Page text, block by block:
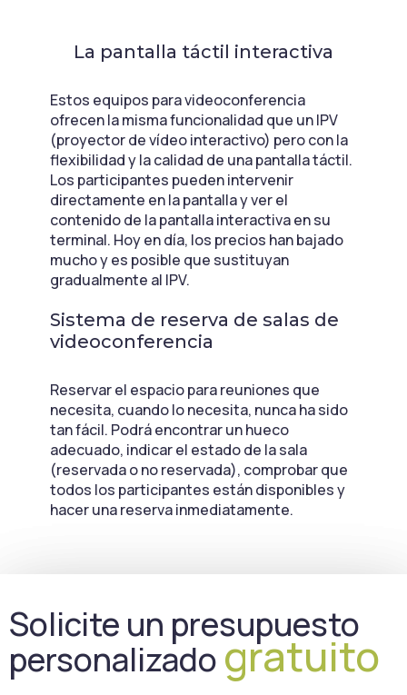
La pantalla táctil interactiva
Estos equipos para videoconferencia
ofrecen la misma funcionalidad que un IPV
(proyector de vídeo interactivo) pero con la
flexibilidad y la calidad de una pantalla táctil.
Los participantes pueden intervenir
directamente en la pantalla y ver el
contenido de la pantalla interactiva en su
terminal. Hoy en día, los precios han bajado
mucho y es posible que sustituyan
gradualmente al IPV.
Sistema de reserva de salas de
videoconferencia
Reservar el espacio para reuniones que
necesita, cuando lo necesita, nunca ha sido
tan fácil. Podrá encontrar un hueco
adecuado, indicar el estado de la sala
(reservada o no reservada), comprobar que
todos los participantes están disponibles y
hacer una reserva inmediatamente.
Solicite un presupuesto
personalizado gratuito